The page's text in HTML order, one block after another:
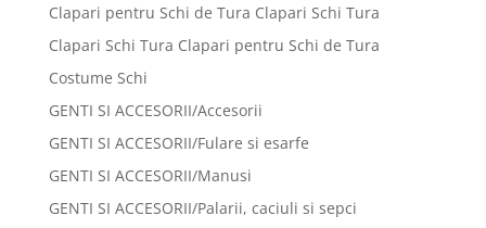
Clapari pentru Schi de Tura Clapari Schi Tura
Clapari Schi Tura Clapari pentru Schi de Tura
Costume Schi
GENTI SI ACCESORII/Accesorii
GENTI SI ACCESORII/Fulare si esarfe
GENTI SI ACCESORII/Manusi
GENTI SI ACCESORII/Palarii, caciuli si sepci